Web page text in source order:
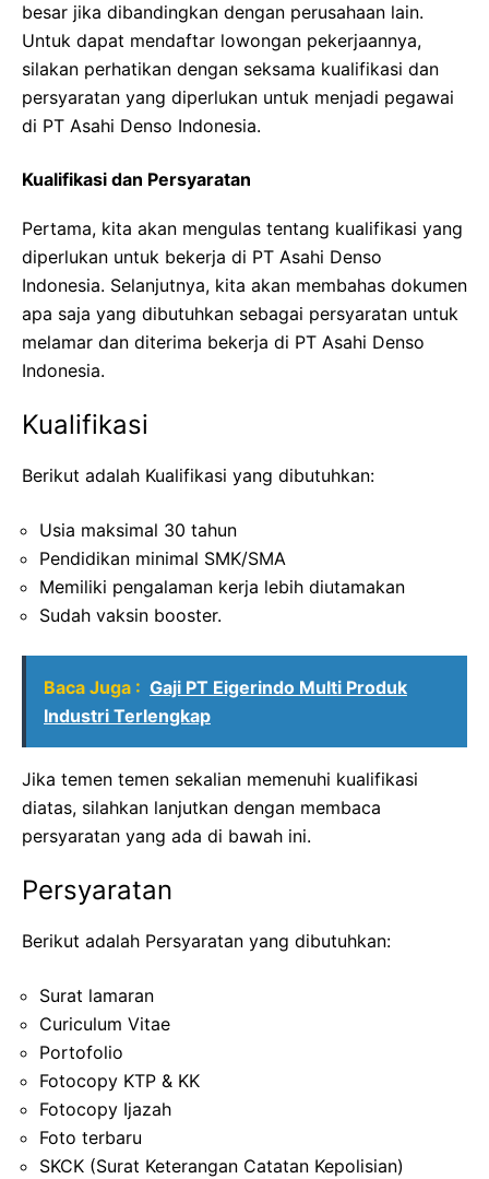
besar jika dibandingkan dengan perusahaan lain.
Untuk dapat mendaftar lowongan pekerjaannya,
silakan perhatikan dengan seksama kualifikasi dan
persyaratan yang diperlukan untuk menjadi pegawai
di PT Asahi Denso Indonesia.
Kualifikasi dan Persyaratan
Pertama, kita akan mengulas tentang kualifikasi yang
diperlukan untuk bekerja di PT Asahi Denso
Indonesia. Selanjutnya, kita akan membahas dokumen
apa saja yang dibutuhkan sebagai persyaratan untuk
melamar dan diterima bekerja di PT Asahi Denso
Indonesia.
Kualifikasi
Berikut adalah Kualifikasi yang dibutuhkan:
Usia maksimal 30 tahun
Pendidikan minimal SMK/SMA
Memiliki pengalaman kerja lebih diutamakan
Sudah vaksin booster.
Baca Juga : Gaji PT Eigerindo Multi Produk
Industri Terlengkap
Jika temen temen sekalian memenuhi kualifikasi
diatas, silahkan lanjutkan dengan membaca
persyaratan yang ada di bawah ini.
Persyaratan
Berikut adalah Persyaratan yang dibutuhkan:
Surat lamaran
Curiculum Vitae
Portofolio
Fotocopy KTP & KK
Fotocopy Ijazah
Foto terbaru
SKCK (Surat Keterangan Catatan Kepolisian)